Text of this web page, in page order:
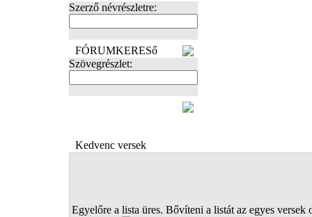
Szerző névrészletre:
FÓRUMKERESő
Szövegrészlet:
Kedvenc versek
Egyelőre a lista üres. Bővíteni a listát az egyes versek